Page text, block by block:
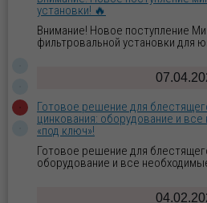
«под ключ»!
Готовое решение для
оборудование и все
Внимание! Свежая партия
уже на складе! 🔥
Уважаемые Партнёры! Дорогие
СИЛИКАГЕЛЬ ИНДИКАТОРНЫЙ по